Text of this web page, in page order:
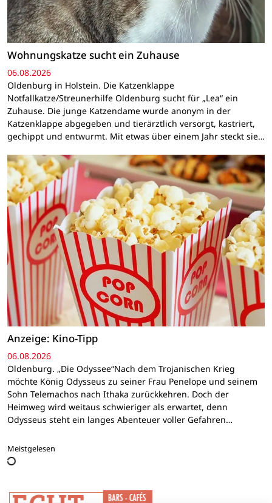
Wohnungskatze sucht ein Zuhause
06.08.2026
Oldenburg in Holstein. Die Katzenklappe
Notfallkatze/Streunerhilfe Oldenburg sucht für „Lea“ ein
Zuhause. Die junge Katzendame wurde anonym in der
Katzenklappe abgegeben und tierärztlich versorgt, kastriert,
gechippt und entwurmt. Mit etwas über einem Jahr steckt sie…
Anzeige: Kino-Tipp
06.08.2026
Oldenburg. „Die Odyssee“Nach dem Trojanischen Krieg
möchte König Odysseus zu seiner Frau Penelope und seinem
Sohn Telemachos nach Ithaka zurückkehren. Doch der
Heimweg wird weitaus schwieriger als erwartet, denn
Odysseus steht ein langes Abenteuer voller Gefahren…
Meistgelesen